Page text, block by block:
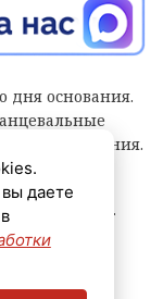
дня основания.
и угощения.
Луга».
им
письма.
даете